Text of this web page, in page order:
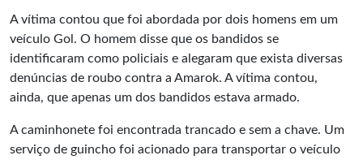
A vítima contou que foi abordada por dois homens em um
veículo Gol. O homem disse que os bandidos se
identificaram como policiais e alegaram que exista diversas
denúncias de roubo contra a Amarok. A vítima contou,
ainda, que apenas um dos bandidos estava armado.
A caminhonete foi encontrada trancado e sem a chave. Um
serviço de guincho foi acionado para transportar o veículo